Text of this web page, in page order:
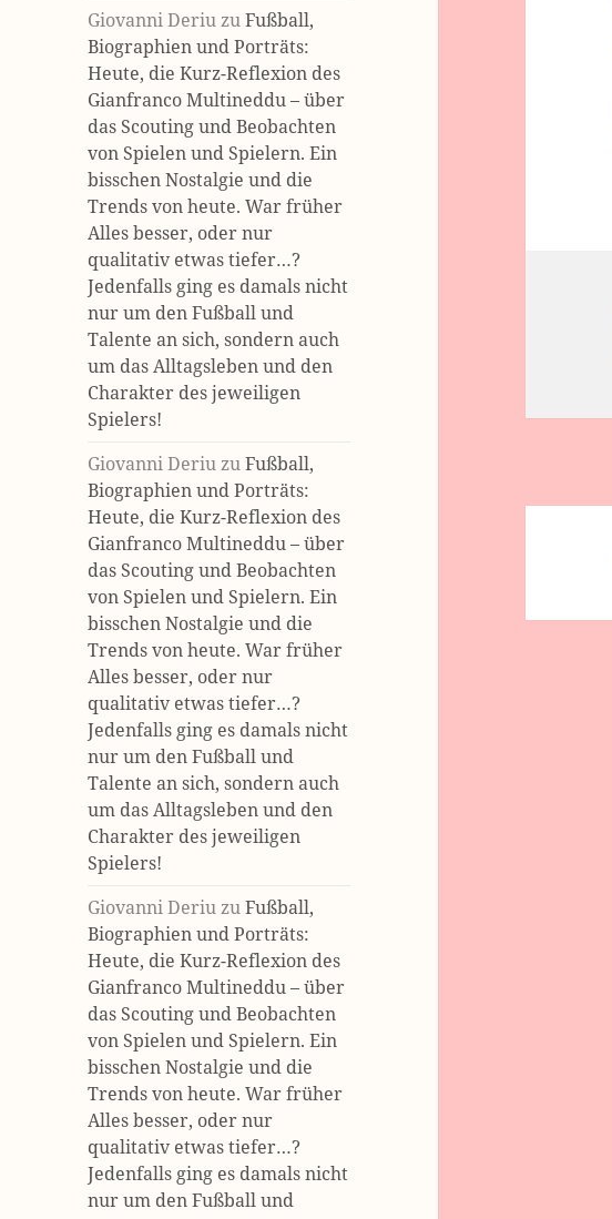
Giovanni DeriuzuFußball,
Biographien und Porträts:
Heute, die Kurz-Reflexion des
Gianfranco Multineddu – über
das Scouting und Beobachten
von Spielen und Spielern. Ein
bisschen Nostalgie und die
Trends von heute. War früher
Alles besser, oder nur
qualitativ etwas tiefer…?
Jedenfalls ging es damals nicht
nur um den Fußball und
Talente an sich, sondern auch
um das Alltagsleben und den
Charakter des jeweiligen
Spielers!
Giovanni DeriuzuFußball,
Biographien und Porträts:
Heute, die Kurz-Reflexion des
Gianfranco Multineddu – über
das Scouting und Beobachten
von Spielen und Spielern. Ein
bisschen Nostalgie und die
Trends von heute. War früher
Alles besser, oder nur
qualitativ etwas tiefer…?
Jedenfalls ging es damals nicht
nur um den Fußball und
Talente an sich, sondern auch
um das Alltagsleben und den
Charakter des jeweiligen
Spielers!
Giovanni DeriuzuFußball,
Biographien und Porträts:
Heute, die Kurz-Reflexion des
Gianfranco Multineddu – über
das Scouting und Beobachten
von Spielen und Spielern. Ein
bisschen Nostalgie und die
Trends von heute. War früher
Alles besser, oder nur
qualitativ etwas tiefer…?
Jedenfalls ging es damals nicht
nur um den Fußball und